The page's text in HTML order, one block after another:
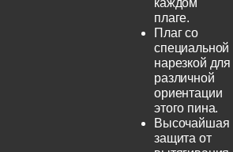
каждом
плаге.
Плаг со
специальной
нарезкой для
различной
ориентации
этого пина.
Высочайшая
защита от